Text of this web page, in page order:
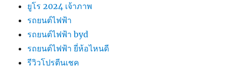
ยูโร 2024 เจ้าภาพ
รถยนต์ไฟฟ้า
รถยนต์ไฟฟ้า byd
รถยนต์ไฟฟ้า ยี่ห้อไหนดี
รีวิวโปรตีนเชค